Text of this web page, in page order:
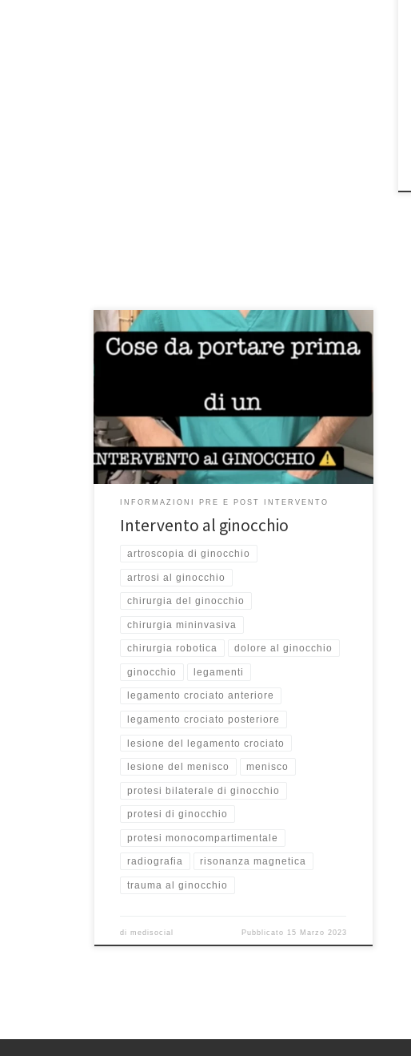
Intervento al ginocchio: cosa portare in ospedale. Prof.
Università Unicamillus Se dovete subire un intervento
al ginocchio con me, ricordatevi di portare con voi in
ospedale: Per ulteriori informazioni sugli interventi al
ginocchio, potete visitare la […]
INFORMAZIONI PRE E POST INTERVENTO
Intervento al ginocchio
artroscopia di ginocchio
artrosi al ginocchio
chirurgia del ginocchio
chirurgia mininvasiva
chirurgia robotica dolore al ginocchio
ginocchio legamenti
legamento crociato anteriore
legamento crociato posteriore
lesione del legamento crociato
lesione del menisco menisco
protesi bilaterale di ginocchio
protesi di ginocchio
protesi monocompartimentale
radiografia risonanza magnetica
trauma al ginocchio
dimedisocial Pubblicato 15 Marzo 2023